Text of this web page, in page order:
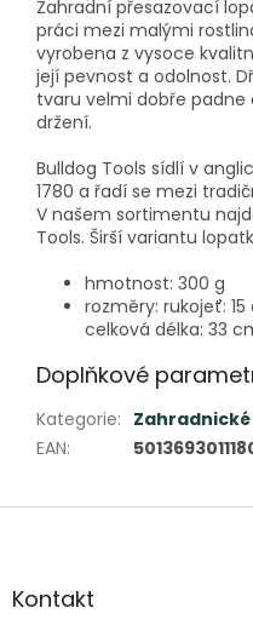
Zahradní přesazovací
práci mezi malými
vyrobena z vysoce
její pevnost a odolnost.
tvaru velmi dobře padne
držení.
Bulldog Tools sídlí v
1780 a řadí se mezi
V našem sortimentu
Tools. Širší variantu
hmotnost: 300 g
rozměry: rukojeť:
celková délka: 33
Doplňkové
Kategorie:
EAN:
Z
aKontakt